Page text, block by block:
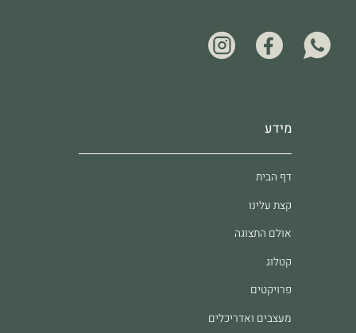
מידע
דף הבית
קצת עלינו
אולם התצוגה
קטלוג
פרויקטים
מעצבים ואדריכלים